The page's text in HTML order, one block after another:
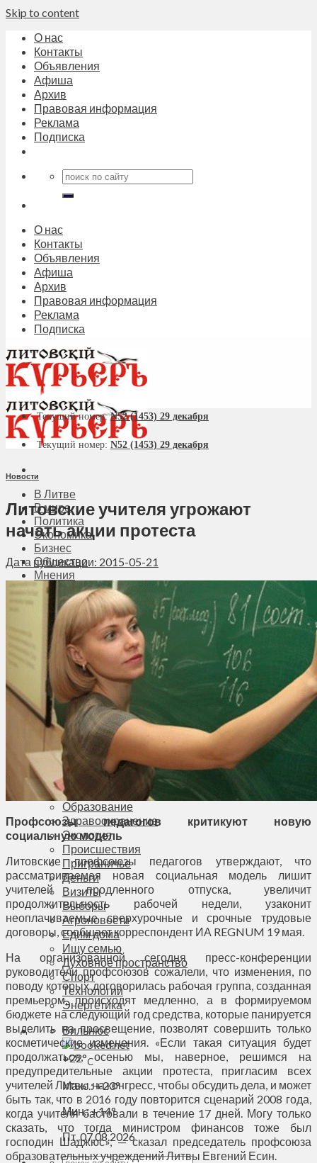
Skip to content
О нас
Контакты
Объявления
Афиша
Архив
Правовая информация
Реклама
Подписка
О нас
Контакты
Объявления
Афиша
Архив
Правовая информация
Реклама
Подписка
В Литве
В мире
Политика
Экономика
Бизнес
Общество
Мнения
Вильнюс
Клайпеда
Висагинас
Регионы
Соседи
Транспорт
Выбор читателей
Калейдоскоп
Армия
Сейм Литвы
Культура
Больше
Фоторепортаж
Туризм
ЛК рекомендует
Сеньорам
Образование
Здравоохранение
Экология
Происшествия
Приграничье
Деньги
Визиты
Выборы
Агроновости
Едим дома
Ищу семью
Духовное пространство
Спорт
Технологии
Энергетика
Вильнюс
+22°C
Макс.:+23°
Мин.:+14°
Пт, 07.08.2026
Текущий номер:N52 (1453) 29 декабря
Текущий номер: N52 (1453) 29 декабря
Новости
Литовские учителя угрожают
начать акции протеста
Дата публикации: 2015-05-21
Профсоюзы педагогов критикуют новую
социальную модель
Литовские профсоюзы педагогов утверждают, что
рассматриваемая новая социальная модель лишит
учителей продленного отпуска, увеличит
продолжительность рабочей недели, узаконит
неоплачиваемые сверхурочные и срочные трудовые
договоры, сообщает корреспондент ИА REGNUM 19 мая.
На организованной сегодня пресс-конференции
руководители профсоюзов сожалели, что изменения, по
поводу которых договорилась рабочая группа, созданная
премьером, происходят медленно, а в формируемом
бюджете на следующий год средства, которые панируется
выделить на просвещение, позволят совершить только
косметические изменения. «Если такая ситуация будет
продолжаться, осенью мы, наверное, решимся на
предупредительные акции протеста, пригласим всех
учителей Литвы на конгресс, чтобы обсудить дела, и может
быть так, что в 2016 году повторится сценарий 2008 года,
когда учителя бастовали в течение 17 дней. Могу только
сказать, что тогда министром финансов тоже был
господин Шаджюс», — сказал председатель профсоюза
образовательных учреждений Литвы Евгений Есин.